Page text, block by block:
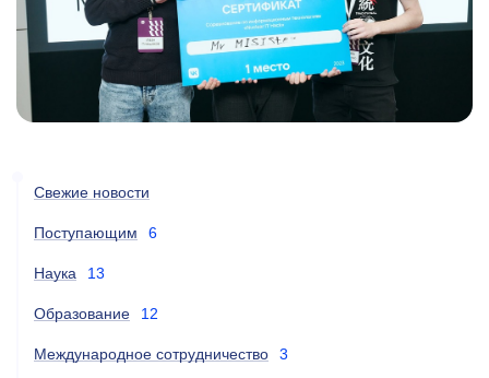
Свежие новости
Поступающим 6
Наука 13
Образование 12
Международное сотрудничество 3